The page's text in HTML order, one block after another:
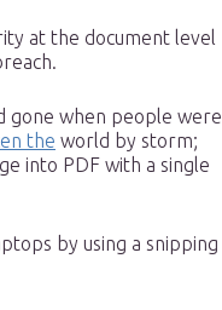
at the document level
gone when people were
the world by storm;
into PDF with a single
by using a snipping